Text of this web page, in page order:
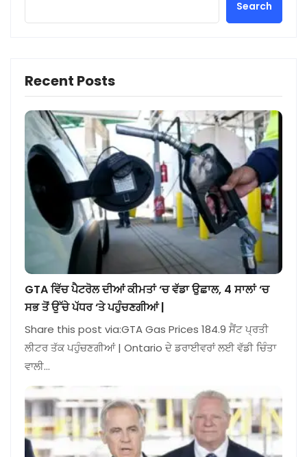
Search
Recent Posts
GTA ਵਿੱਚ ਪੈਟਰੋਲ ਦੀਆਂ ਕੀਮਤਾਂ ‘ਚ ਵੱਡਾ ਉਛਾਲ, 4 ਸਾਲਾਂ ‘ਚ
ਸਭ ਤੋਂ ਉੱਚੇ ਪੱਧਰ ‘ਤੇ ਪਹੁੰਚਣਗੀਆਂ |
Share this post via:GTA Gas Prices 184.9 ਸੈਂਟ ਪ੍ਰਤੀ
ਲੀਟਰ ਤੱਕ ਪਹੁੰਚਣਗੀਆਂ | Ontario ਦੇ ਡਰਾਈਵਰਾਂ ਲਈ ਵੱਡੀ ਚਿੰਤਾ
ਵਾਲੀ…